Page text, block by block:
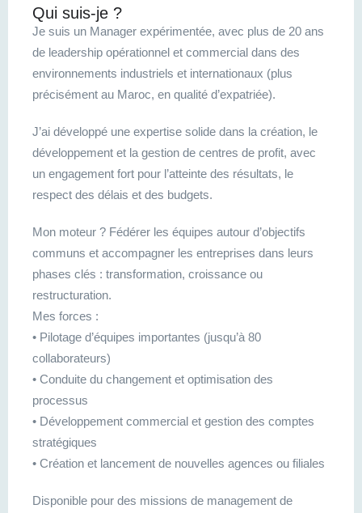
Qui suis-je ?
Je suis un Manager expérimentée, avec plus de 20 ans
de leadership opérationnel et commercial dans des
environnements industriels et internationaux (plus
précisément au Maroc, en qualité d’expatriée).
J’ai développé une expertise solide dans la création, le
développement et la gestion de centres de profit, avec
un engagement fort pour l’atteinte des résultats, le
respect des délais et des budgets.
Mon moteur ? Fédérer les équipes autour d’objectifs
communs et accompagner les entreprises dans leurs
phases clés : transformation, croissance ou
restructuration.
Mes forces :
• Pilotage d’équipes importantes (jusqu’à 80
collaborateurs)
• Conduite du changement et optimisation des
processus
• Développement commercial et gestion des comptes
stratégiques
• Création et lancement de nouvelles agences ou filiales
Disponible pour des missions de management de